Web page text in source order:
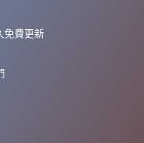
免費更新